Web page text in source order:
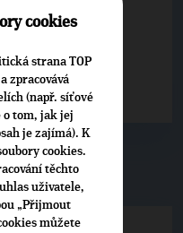
◀
Pardubický
cookies
strana TOP
zpracovává
(např. síťové
tom, jak jej
je zajímá). K
cookies.
těchto
uživatele,
„Přijmout
můžete